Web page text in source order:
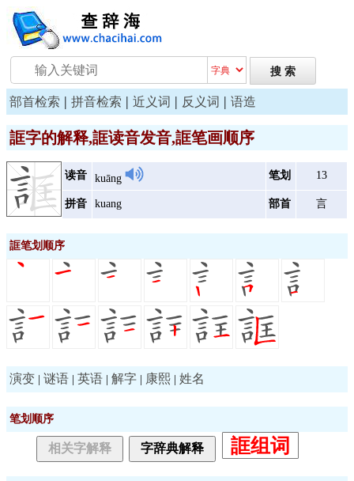
部首检索 | 拼音检索 | 近义词 | 反义词 | 语造
誆字的解释,誆读音发音,誆笔画顺序
读音 kuāng 笔划 13
拼音 kuang 部首 言
誆笔划顺序
演变 | 谜语 | 英语 | 解字 | 康熙 | 姓名
笔划顺序
相关字解释 字辞典解释 誆组词